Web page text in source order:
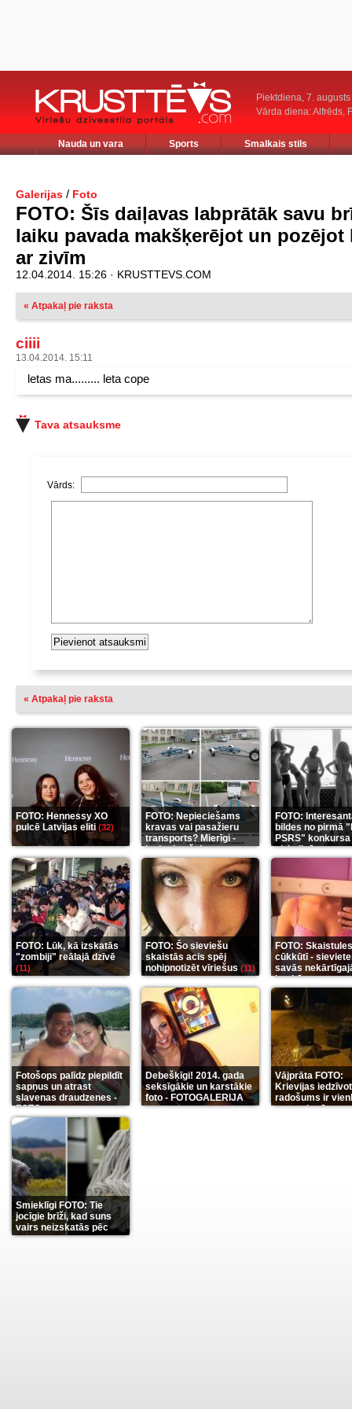
Piektdiena, 7. augusts
Vārda diena: Alfrēds,
Nauda un vara Sports Smalkais stils
Galerijas / Foto
FOTO: Šīs daiļavas labprātāk savu
laiku pavada makšķerējot un pozējot
ar zivīm
12.04.2014. 15:26 · KRUSTTEVS.COM
« Atpakaļ pie raksta
ciiii
13.04.2014. 15:11
letas ma......... leta cope
Tava atsauksme
Vārds:
« Atpakaļ pie raksta
FOTO: Hennessy XO
pulcē Latvijas eliti(32)
FOTO: Nepieciešams
kravas vai pasažieru
transports? Mierīgi -
ieskaties šeit(35)
FOTO:
bildes no pirmā
PSRS" konkursa
aizkulisēm(12)
FOTO: Lūk, kā izskatās
"zombiji" reālajā dzīvē
(11)
FOTO: Šo sieviešu
skaistās acis spēj
nohipnotizēt vīriešus (11)
FOTO: Skaistules
cūkkūtī -
savās
istabās(12)
Fotošops palīdz piepildīt
sapņus un atrast
slavenas draudzenes -
FOTO(13)
Debešķīgi! 2014. gada
seksīgākie un karstākie
foto - FOTOGALERIJA
(9)
Vājprāta FOTO:
Krievijas
radošums ir
neaprakstāms
Smieklīgi FOTO: Tie
jocīgie brīži, kad suns
vairs neizskatās pēc
suņa(11)